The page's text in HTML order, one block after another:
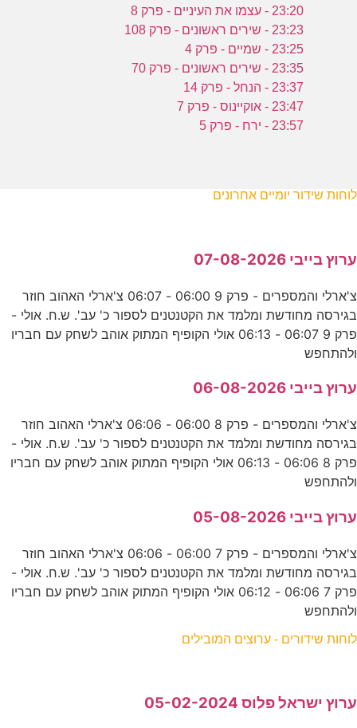
23:20 - עצמו את העיניים - פרק 8
23:23 - שירים ראשונים - פרק 108
23:25 - שמיים - פרק 4
23:35 - שירים ראשונים - פרק 70
23:37 - הנחל - פרק 14
23:47 - אוקיינוס - פרק 7
23:57 - ירח - פרק 5
לוחות שידור יומיים אחרונים
ערוץ בייבי 07-08-2026
צ'ארלי והמספרים - פרק 9 06:00 - 06:07 צ'ארלי האהוב חוזר
בגירסה מחודשת ומלמד את הקטנטנים לספור כ' עב'. ש.ח. אולי -
פרק 9 06:07 - 06:13 אולי הקופיף המתוק אוהב לשחק עם חבריו
ולהתחפש
ערוץ בייבי 06-08-2026
צ'ארלי והמספרים - פרק 8 06:00 - 06:06 צ'ארלי האהוב חוזר
בגירסה מחודשת ומלמד את הקטנטנים לספור כ' עב'. ש.ח. אולי -
פרק 8 06:06 - 06:13 אולי הקופיף המתוק אוהב לשחק עם חבריו
ולהתחפש
ערוץ בייבי 05-08-2026
צ'ארלי והמספרים - פרק 7 06:00 - 06:06 צ'ארלי האהוב חוזר
בגירסה מחודשת ומלמד את הקטנטנים לספור כ' עב'. ש.ח. אולי -
פרק 7 06:06 - 06:12 אולי הקופיף המתוק אוהב לשחק עם חבריו
ולהתחפש
לוחות שידורים - ערוצים המובילים
ערוץ ישראל פלוס 05-02-2024